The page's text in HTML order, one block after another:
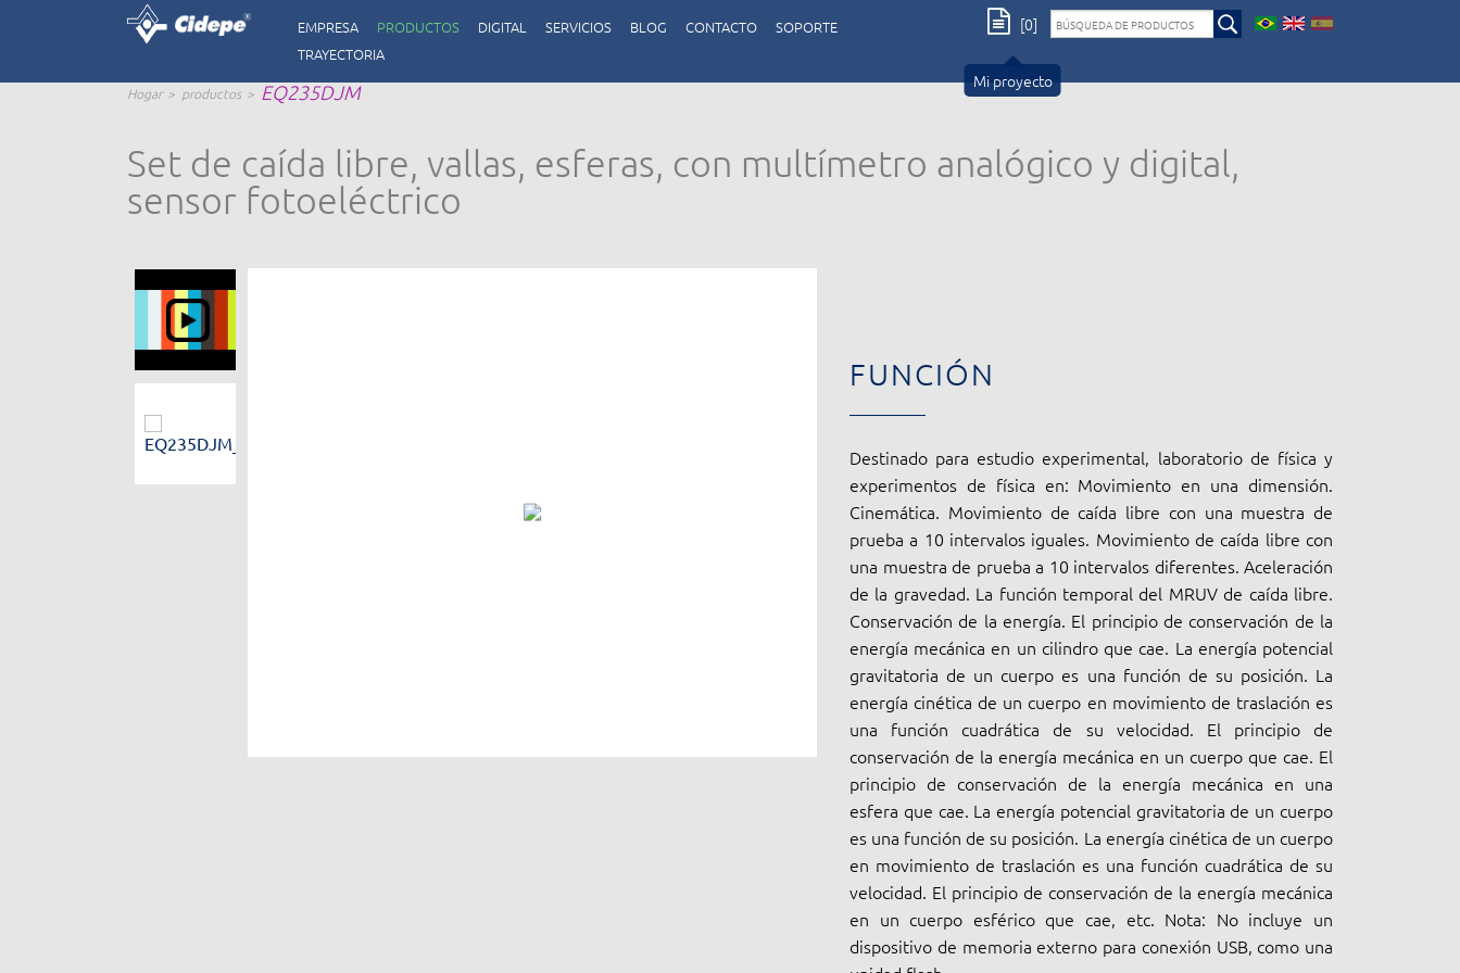
EMPRESA PRODUCTOS DIGITAL SERVICIOS BLOG CONTACTO
SOPORTE
TRAYECTORIA
Mi proyecto
[0]
Hogar productos EQ235DJM
Set de caída libre, vallas, esferas, con multímetro analógico y digital,
sensor fotoeléctrico
FUNCIÓN
Destinado para estudio experimental, laboratorio de física y
experimentos de física en: Movimiento en una dimensión.
Cinemática. Movimiento de caída libre con una muestra de
prueba a 10 intervalos iguales. Movimiento de caída libre con
una muestra de prueba a 10 intervalos diferentes. Aceleración
de la gravedad. La función temporal del MRUV de caída libre.
Conservación de la energía. El principio de conservación de la
energía mecánica en un cilindro que cae. La energía potencial
gravitatoria de un cuerpo es una función de su posición. La
energía cinética de un cuerpo en movimiento de traslación es
una función cuadrática de su velocidad. El principio de
conservación de la energía mecánica en un cuerpo que cae. El
principio de conservación de la energía mecánica en una
esfera que cae. La energía potencial gravitatoria de un cuerpo
es una función de su posición. La energía cinética de un cuerpo
en movimiento de traslación es una función cuadrática de su
velocidad. El principio de conservación de la energía mecánica
en un cuerpo esférico que cae, etc. Nota: No incluye un
dispositivo de memoria externo para conexión USB, como una